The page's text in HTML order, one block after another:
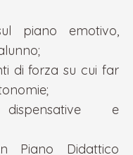
piano emotivo,
di forza su cui far
e
Piano Didattico